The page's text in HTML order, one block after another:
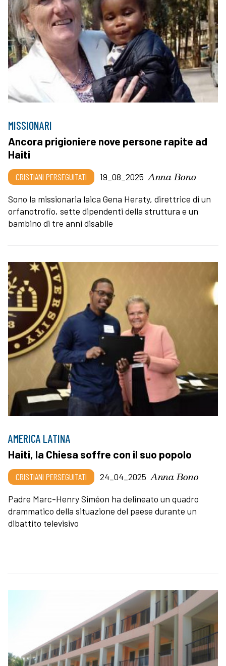
MISSIONARI
Ancora prigioniere nove persone rapite ad
Haiti
CRISTIANI PERSEGUITATI 19_08_2025 Anna Bono
Sono la missionaria laica Gena Heraty, direttrice di un
orfanotrofio, sette dipendenti della struttura e un
bambino di tre anni disabile
AMERICA LATINA
Haiti, la Chiesa soffre con il suo popolo
CRISTIANI PERSEGUITATI 24_04_2025 Anna Bono
Padre Marc-Henry Siméon ha delineato un quadro
drammatico della situazione del paese durante un
dibattito televisivo